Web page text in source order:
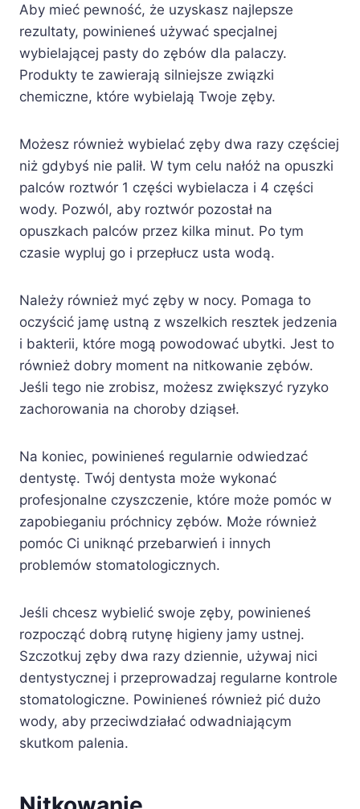
Aby mieć pewność, że uzyskasz najlepsze
rezultaty, powinieneś używać specjalnej
wybielającej pasty do zębów dla palaczy.
Produkty te zawierają silniejsze związki
chemiczne, które wybielają Twoje zęby.
Możesz również wybielać zęby dwa razy częściej
niż gdybyś nie palił. W tym celu nałóż na opuszki
palców roztwór 1 części wybielacza i 4 części
wody. Pozwól, aby roztwór pozostał na
opuszkach palców przez kilka minut. Po tym
czasie wypluj go i przepłucz usta wodą.
Należy również myć zęby w nocy. Pomaga to
oczyścić jamę ustną z wszelkich resztek jedzenia
i bakterii, które mogą powodować ubytki. Jest to
również dobry moment na nitkowanie zębów.
Jeśli tego nie zrobisz, możesz zwiększyć ryzyko
zachorowania na choroby dziąseł.
Na koniec, powinieneś regularnie odwiedzać
dentystę. Twój dentysta może wykonać
profesjonalne czyszczenie, które może pomóc w
zapobieganiu próchnicy zębów. Może również
pomóc Ci uniknąć przebarwień i innych
problemów stomatologicznych.
Jeśli chcesz wybielić swoje zęby, powinieneś
rozpocząć dobrą rutynę higieny jamy ustnej.
Szczotkuj zęby dwa razy dziennie, używaj nici
dentystycznej i przeprowadzaj regularne kontrole
stomatologiczne. Powinieneś również pić dużo
wody, aby przeciwdziałać odwadniającym
skutkom palenia.